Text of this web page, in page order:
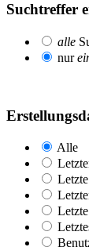
Suchtreffer
alle
nur
Alle